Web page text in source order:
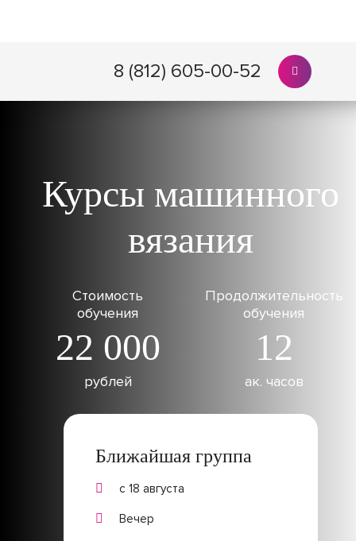
8 (812) 605-00-52
Курсы машинного
вязания
Стоимость
обучения
22 000
рублей
Продолжительность
обучения
12
ак. часов
Ближайшая группа
с 18 августа
Вечер